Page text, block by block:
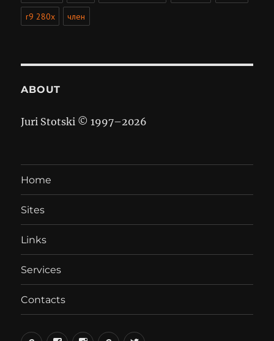
r9 280x член
ABOUT
Juri Stotski © 1997–2026
Home
Sites
Links
Services
Contacts